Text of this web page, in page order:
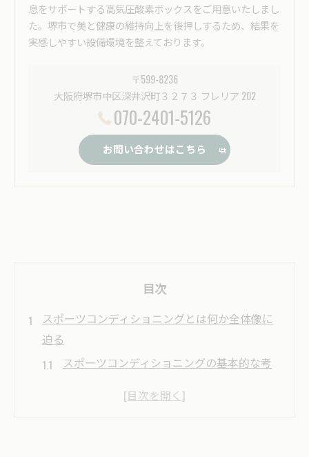
息をサポートする高気圧酸素ボックスをご用意いたしまし
た。堺市で美と健康の維持向上を後押しするため、結果を
実感しやすい設備環境を整えております。
〒599-8236
大阪府堺市中区深井沢町３２７３ フレリア 202
070-2401-5126
お問い合わせはこちら
目次
スポーツコンディショニングとは何か全体像に
迫る
スポーツコンディショニングの基本的な考
パフォーマンス向上とスポーツコンディシ